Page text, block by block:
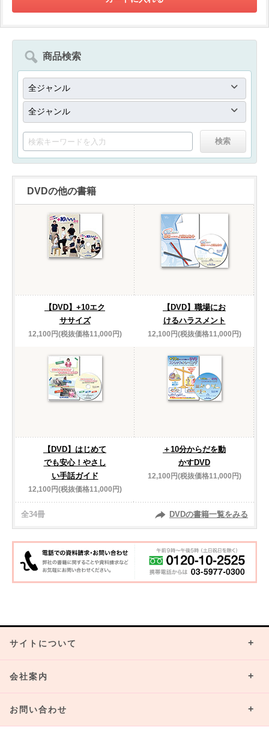
商品検索
DVDの他の書籍
【DVD】+10エク
ササイズ
12,100円(税抜価格11,000円)
【DVD】職場にお
けるハラスメント
12,100円(税抜価格11,000円)
【DVD】はじめて
でも安心！やさし
い手話ガイド
12,100円(税抜価格11,000円)
＋10分からだを動
かすDVD
12,100円(税抜価格11,000円)
全34冊 DVDの書籍一覧をみる
サイトについて
会社案内
お問い合わせ